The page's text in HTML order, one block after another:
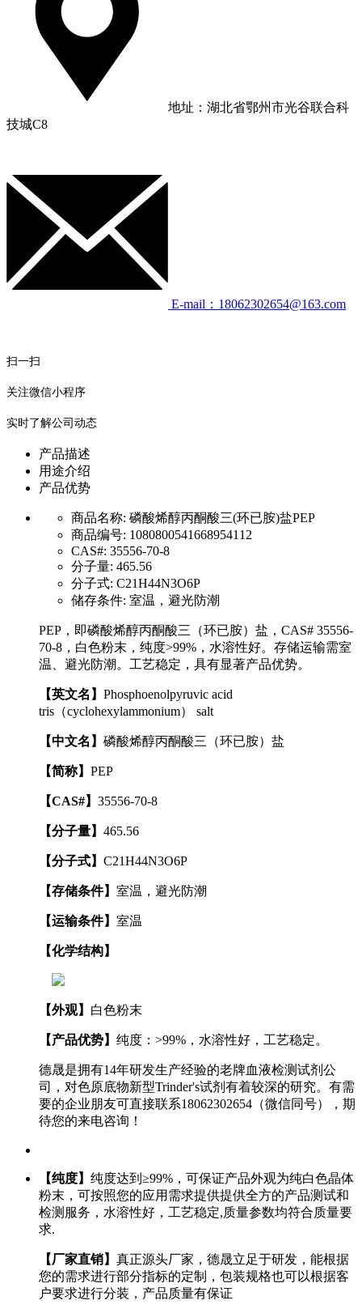
地址：湖北省鄂州市光谷联合科
技城C8
E-mail：18062302654@163.com
扫一扫
关注微信小程序
实时了解公司动态
产品描述
用途介绍
产品优势
商品名称: 磷酸烯醇丙酮酸三(环已胺)盐PEP
商品编号: 1080800541668954112
CAS#: 35556-70-8
分子量: 465.56
分子式: C21H44N3O6P
储存条件: 室温，避光防潮
PEP，即磷酸烯醇丙酮酸三（环已胺）盐，CAS# 35556-
70-8，白色粉末，纯度>99%，水溶性好。存储运输需室
温、避光防潮。工艺稳定，具有显著产品优势。
【英文名】 Phosphoenolpyruvic acid
tris（cyclohexylammonium） salt
【中文名】 磷酸烯醇丙酮酸三（环已胺）盐
【简称】 PEP
【CAS#】 35556-70-8
【分子量】 465.56
【分子式】 C21H44N3O6P
【存储条件】 室温，避光防潮
【运输条件】 室温
【化学结构】
【外观】 白色粉末
【产品优势】 纯度：>99%，水溶性好，工艺稳定。
德晟是拥有14年研发生产经验的老牌血液检测试剂公
司，对色原底物新型Trinder's试剂有着较深的研究。有需
要的企业朋友可直接联系18062302654（微信同号），期
待您的来电咨询！
【纯度】 纯度达到≥99%，可保证产品外观为纯白色晶体
粉末，可按照您的应用需求提供提供全方的产品测试和
检测服务，水溶性好，工艺稳定,质量参数均符合质量要
求.
【厂家直销】 真正源头厂家，德晟立足于研发，能根据
您的需求进行部分指标的定制，包装规格也可以根据客
户要求进行分装，产品质量有保证